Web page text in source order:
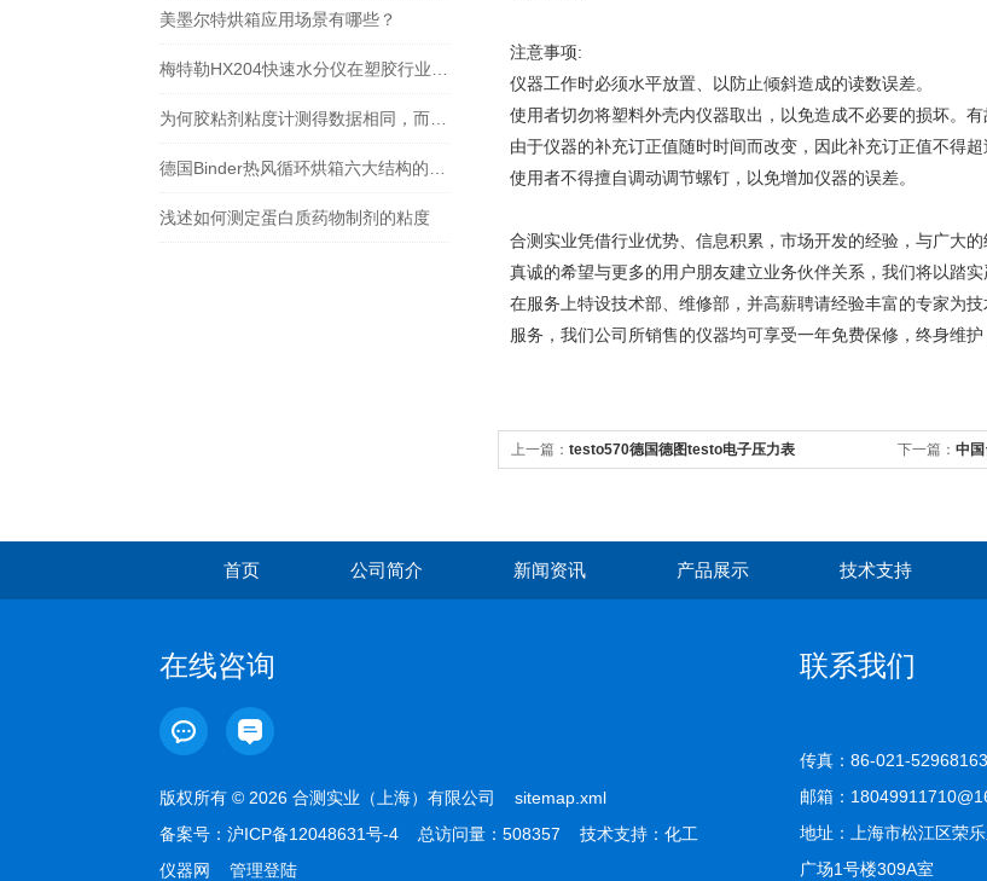
美墨尔特烘箱应用场景有哪些？
浅述如何测定蛋白质药物制剂的粘度
注意事项:
仪器工作时必须水平放置、以防止倾斜造成的读数误差。
使用者切勿将塑料外壳内仪器取出，以免造成不必要的损坏。
由于仪器的补充订正值随时时间而改变，因此补充订正值不得
使用者不得擅自调动调节螺钉，以免增加仪器的误差。
合测实业凭借行业优势、信息积累，市场开发的经验，与广大
真诚的希望与更多的用户朋友建立业务伙伴关系，我们将以踏
在服务上特设技术部、维修部，并高薪聘请经验丰富的专家为
服务，我们公司所销售的仪器均可享受一年免费保修，终身维护
上一篇： testo570德国德图testo电子压力表 下一篇： 中
首页 公司简介 新闻资讯 产品展示 技术支持
在线咨询
版权所有 © 2026 合测实业（上海）有限公司 sitemap.xml
备案号： 沪ICP备12048631号-4 总访问量：508357 技术支持： 化工
仪器网
管理登陆
联系我们
传真：86-021-52968163
邮箱：
地址：上海市松江区荣
广场1号楼309A室